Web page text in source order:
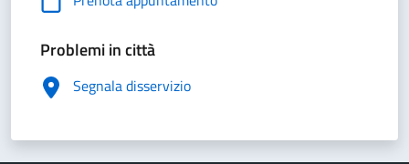
Problemi in città
Segnala disservizio